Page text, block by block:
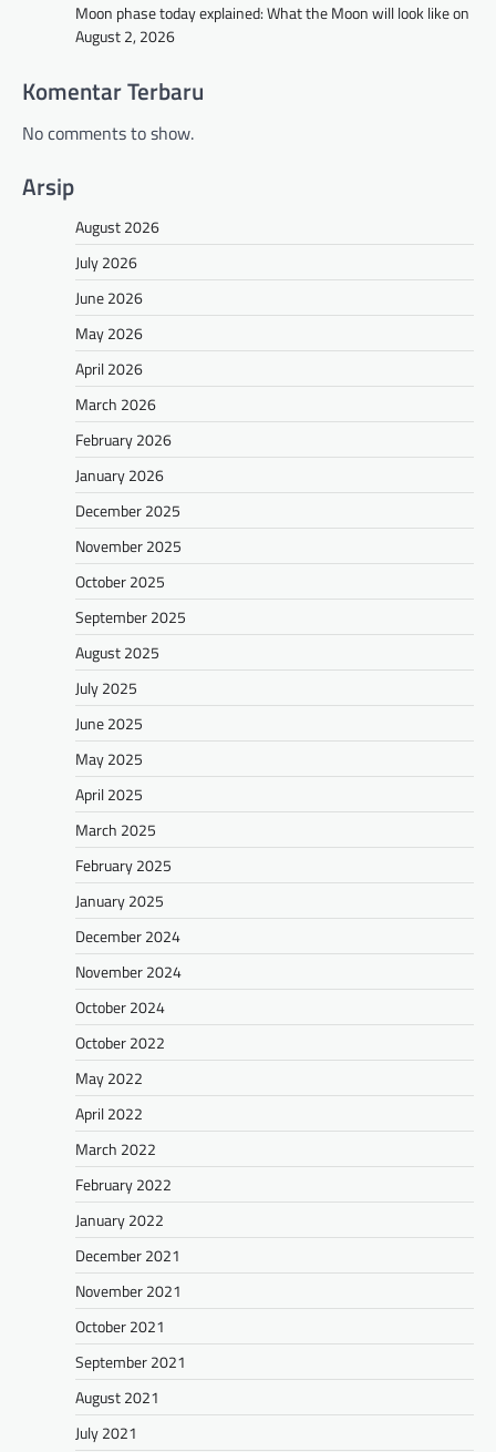
Moon phase today explained: What the Moon will look like on
August 2, 2026
Komentar Terbaru
No comments to show.
Arsip
August 2026
July 2026
June 2026
May 2026
April 2026
March 2026
February 2026
January 2026
December 2025
November 2025
October 2025
September 2025
August 2025
July 2025
June 2025
May 2025
April 2025
March 2025
February 2025
January 2025
December 2024
November 2024
October 2024
October 2022
May 2022
April 2022
March 2022
February 2022
January 2022
December 2021
November 2021
October 2021
September 2021
August 2021
July 2021